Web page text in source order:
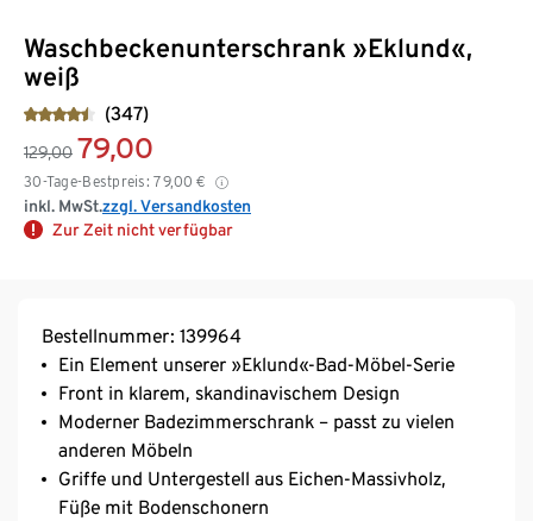
Waschbeckenunterschrank »Eklund«,
weiß
(347)
129,00 79,00
30-Tage-Bestpreis: 79,00 €
inkl. MwSt.zzgl. Versandkosten
Zur Zeit nicht verfügbar
Bestellnummer: 139964
Ein Element unserer »Eklund«-Bad-Möbel-Serie
Front in klarem, skandinavischem Design
Moderner Badezimmerschrank – passt zu vielen
anderen Möbeln
Griffe und Untergestell aus Eichen-Massivholz,
Füße mit Bodenschonern